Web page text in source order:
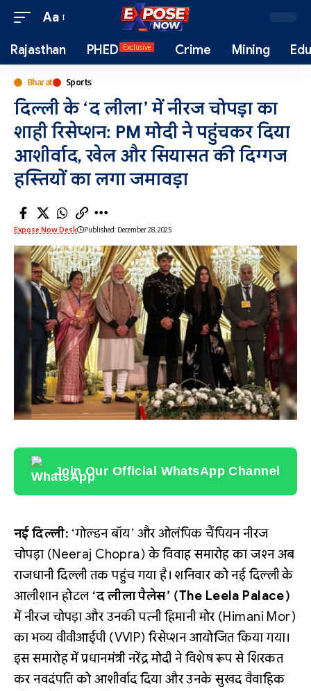
Aa
Rajasthan PHED Exclusive Crime Mining
Bharat Sports
दिल्ली के ‘द लीला’ में नीरज चोपड़ा का
शाही रिसेप्शन: PM मोदी ने पहुंचकर दिया
आशीर्वाद, खेल और सियासत की दिग्गज
हस्तियों का लगा जमावड़ा
Expose Now Desk Published: December 28, 2025
Join Our Official WhatsApp Channel
नई दिल्ली: ‘गोल्डन बॉय’ और ओलंपिक चैंपियन नीरज
चोपड़ा (Neeraj Chopra) के विवाह समारोह का जश्न अब
राजधानी दिल्ली तक पहुंच गया है। शनिवार को नई दिल्ली के
आलीशान होटल‘द लीला पैलेस’ (The Leela Palace)
में नीरज चोपड़ा और उनकी पत्नी हिमानी मोर (Himani Mor)
का भव्य वीवीआईपी (VVIP) रिसेप्शन आयोजित किया गया।
इस समारोह में प्रधानमंत्री नरेंद्र मोदी ने विशेष रूप से शिरकत
कर नवदंपति को आशीर्वाद दिया और उनके सुखद वैवाहिक